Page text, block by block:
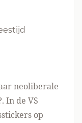
neoliberale
In de VS
op